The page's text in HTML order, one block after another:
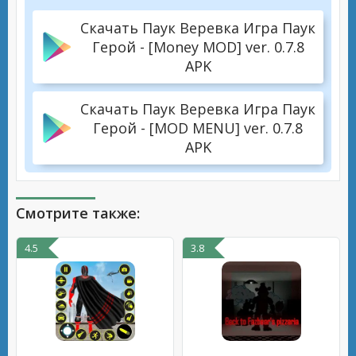
Скачать Паук Веревка Игра Паук
Герой - [Money MOD] ver. 0.7.8
APK
Скачать Паук Веревка Игра Паук
Герой - [MOD MENU] ver. 0.7.8
APK
Смотрите также:
4.5 3.8